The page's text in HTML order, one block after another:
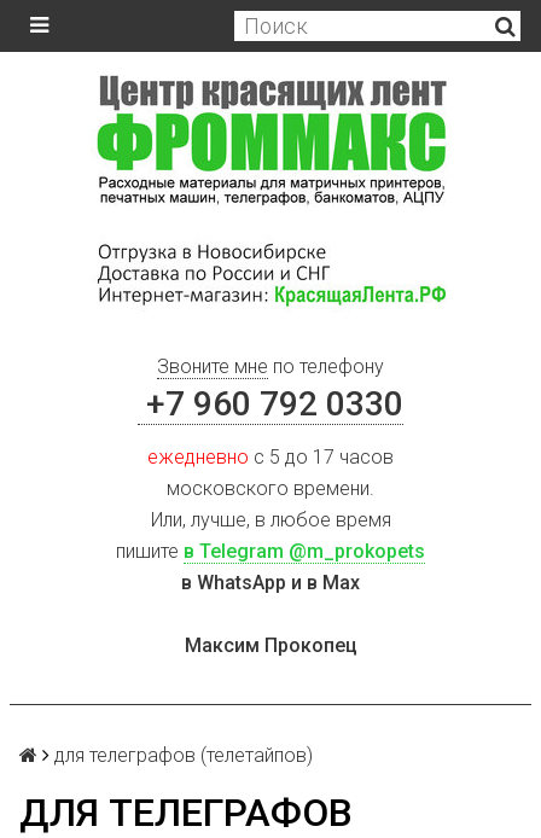
Звоните мне по телефону
+7 960 792 0330
ежедневно с 5 до 17 часов
московского времени.
Или, лучше, в любое время
пишите в Telegram @m_prokopets
в WhatsApp и в Max
Максим Прокопец
для телеграфов (телетайпов)
ДЛЯ ТЕЛЕГРАФОВ